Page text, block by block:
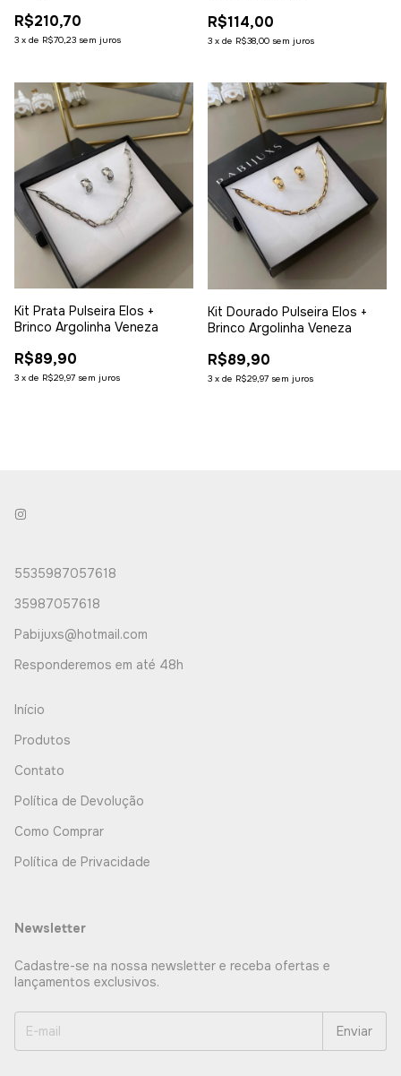
R$210,70
3 x de R$70,23 sem juros
R$114,00
3 x de R$38,00 sem juros
Kit Prata Pulseira Elos +
Brinco Argolinha Veneza
R$89,90
3 x de R$29,97 sem juros
Kit Dourado Pulseira Elos +
Brinco Argolinha Veneza
R$89,90
3 x de R$29,97 sem juros
5535987057618
35987057618
Pabijuxs@hotmail.com
Responderemos em até 48h
Início
Produtos
Contato
Política de Devolução
Como Comprar
Política de Privacidade
Newsletter
Cadastre-se na nossa newsletter e receba ofertas e
lançamentos exclusivos.